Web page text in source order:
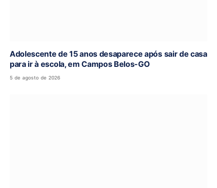
Adolescente de 15 anos desaparece após sair de casa
para ir à escola, em Campos Belos-GO
5 de agosto de 2026